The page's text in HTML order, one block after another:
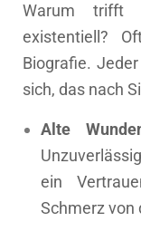
Warum trifft
existentiell?
Biografie.
sich, das nach
Alte
ein
Schmerz von